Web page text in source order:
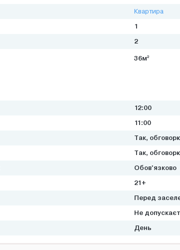
Квартира
1
2
36м2
12:00
11:00
Так,
Так,
Обов'язково
21+
Перед
Не
День